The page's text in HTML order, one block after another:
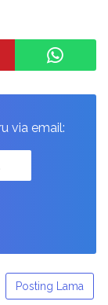
via email:
Posting Lama